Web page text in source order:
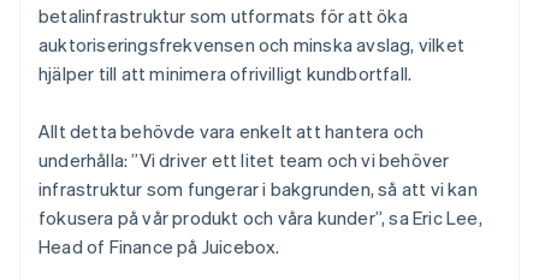
betalinfrastruktur som utformats för att öka
auktoriseringsfrekvensen och minska avslag, vilket
hjälper till att minimera ofrivilligt kundbortfall.
Allt detta behövde vara enkelt att hantera och
underhålla: ”Vi driver ett litet team och vi behöver
infrastruktur som fungerar i bakgrunden, så att vi kan
fokusera på vår produkt och våra kunder”, sa Eric Lee,
Head of Finance på Juicebox.